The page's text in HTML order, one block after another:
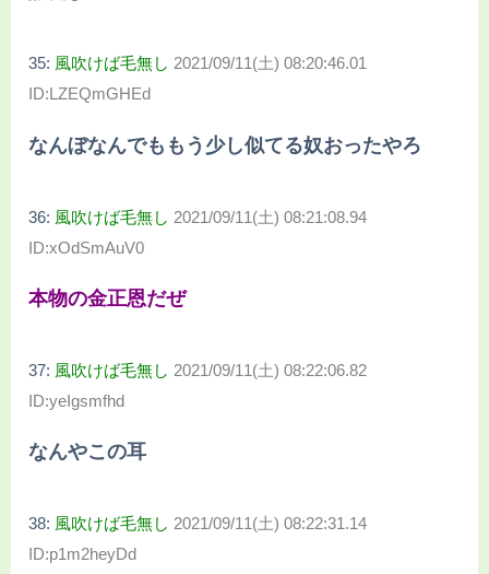
35: 風吹けば毛無し 2021/09/11(土) 08:20:46.01
ID:LZEQmGHEd
なんぼなんでももう少し似てる奴おったやろ
36: 風吹けば毛無し 2021/09/11(土) 08:21:08.94
ID:xOdSmAuV0
本物の金正恩だぜ
37: 風吹けば毛無し 2021/09/11(土) 08:22:06.82
ID:yeIgsmfhd
なんやこの耳
38: 風吹けば毛無し 2021/09/11(土) 08:22:31.14
ID:p1m2heyDd